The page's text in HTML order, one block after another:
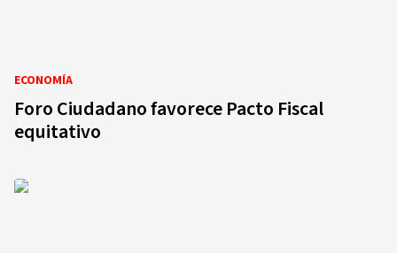
ECONOMÍA
Foro Ciudadano favorece Pacto Fiscal
equitativo